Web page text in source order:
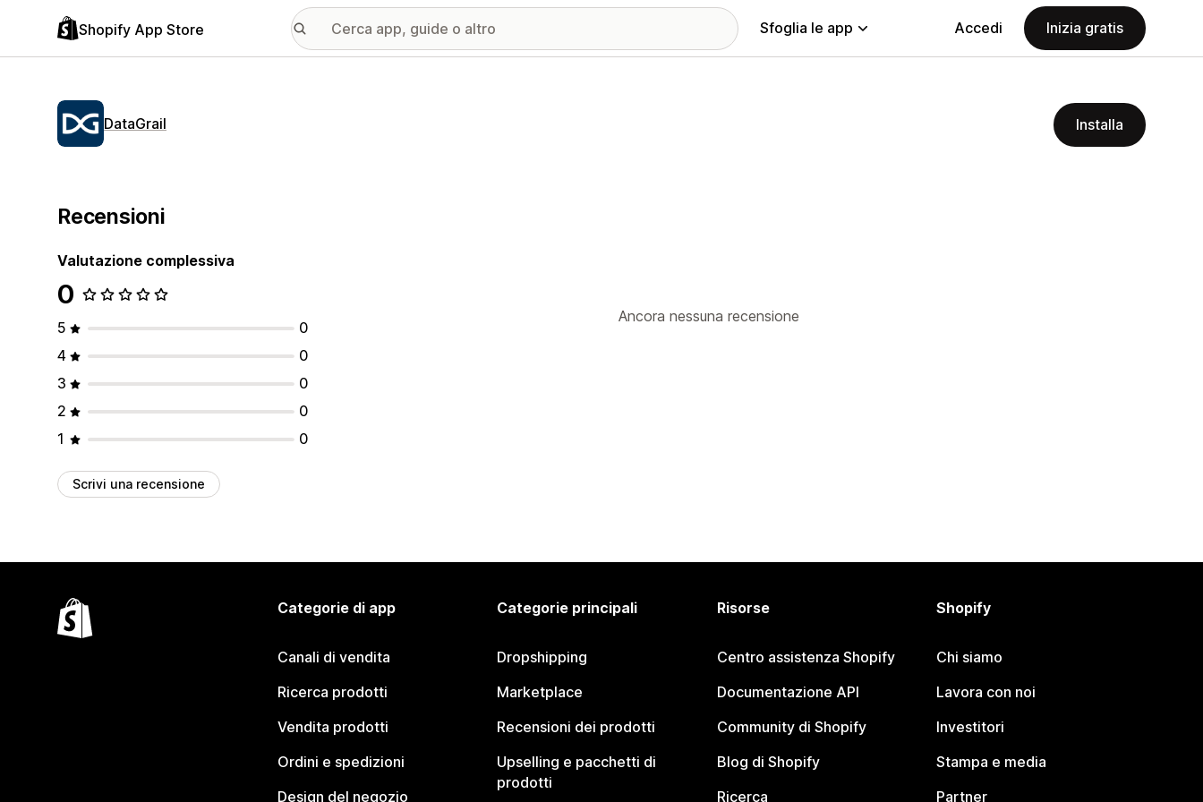
Shopify App Store Sfoglia le app Accedi Inizia gratis
DataGrail Installa
Recensioni
Valutazione complessiva
0
5
0
4
0
3
0
2
0
1
0
Scrivi una recensione
Ancora nessuna recensione
Categorie di app
Canali di vendita
Ricerca prodotti
Vendita prodotti
Ordini e spedizioni
Design del negozio
Categorie principali
Dropshipping
Marketplace
Recensioni dei prodotti
Upselling e pacchetti di
prodotti
Risorse
Centro assistenza Shopify
Documentazione API
Community di Shopify
Blog di Shopify
Ricerca
Shopify
Chi siamo
Lavora con noi
Investitori
Stampa e media
Partner